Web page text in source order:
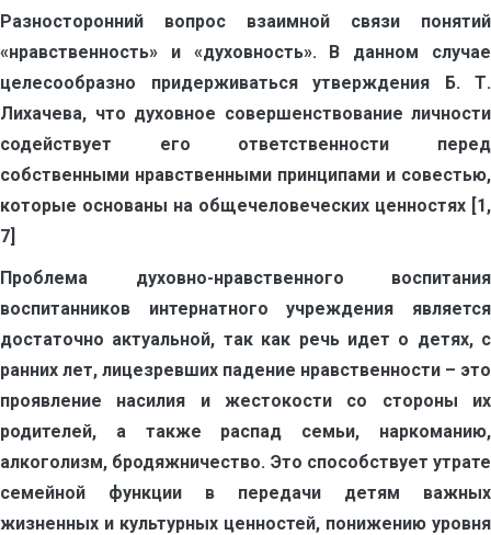
Разносторонний вопрос взаимной связи понятий
«нравственность» и «духовность». В данном случае
целесообразно придерживаться утверждения Б. Т.
Лихачева, что духовное совершенствование личности
содействует его ответственности перед
собственными нравственными принципами и совестью,
которые основаны на общечеловеческих ценностях [1,
7]
Проблема духовно-нравственного воспитания
воспитанников интернатного учреждения является
достаточно актуальной, так как речь идет о детях, с
ранних лет, лицезревших падение нравственности – это
проявление насилия и жестокости со стороны их
родителей, а также распад семьи, наркоманию,
алкоголизм, бродяжничество. Это способствует утрате
семейной функции в передачи детям важных
жизненных и культурных ценностей, понижению уровня